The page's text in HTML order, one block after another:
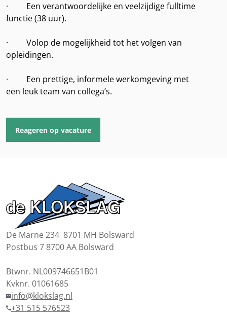
· Een verantwoordelijke en veelzijdige fulltime
functie (38 uur).
· Volop de mogelijkheid tot het volgen van
opleidingen.
· Een prettige, informele werkomgeving met
een leuk team van collega’s.
Reageren op vacature
De Marne 234 8701 MH Bolsward
Postbus 7 8700 AA Bolsward
Btwnr. NL009746651B01
Kvknr. 01061685
info@klokslag.nl
+31 515 576523